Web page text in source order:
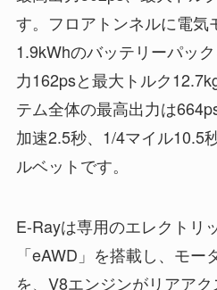
す。フロアトンネルに電気
1.9kWhのバッテリーパッ
力162psと最大トルク
テム全体の最高出力は
加速2.5秒、1/4マイル10.5
ルベットです。
E-Rayは専用のエレクトリ
「eAWD」を搭載し、モ
を、V8エンジンがリアア